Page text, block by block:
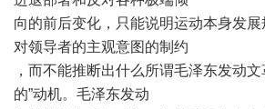
向的前后变化，只能说明运动本身发
对领导者的主观意图的制约
，而不能推断出什么所谓毛泽东发动文
的”动机。毛泽东发动